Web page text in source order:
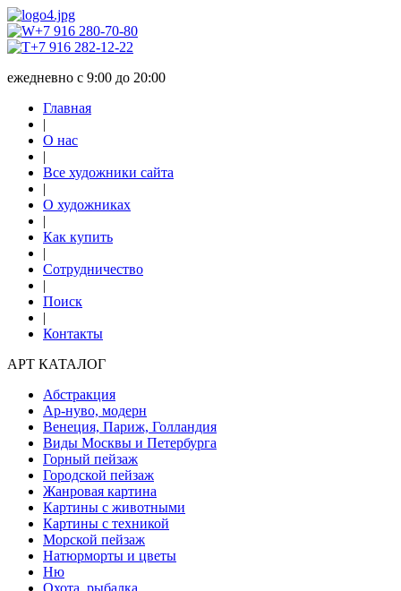
+7 916 280-70-80
+7 916 282-12-22
ежедневно с 9:00 до 20:00
Главная
|
О нас
|
Все художники сайта
|
О художниках
|
Как купить
|
Сотрудничество
|
Поиск
|
Контакты
АРТ КАТАЛОГ
Абстракция
Ар-нуво, модерн
Венеция, Париж, Голландия
Виды Москвы и Петербурга
Горный пейзаж
Городской пейзаж
Жанровая картина
Картины с животными
Картины с техникой
Морской пейзаж
Натюрморты и цветы
Ню
Охота, рыбалка